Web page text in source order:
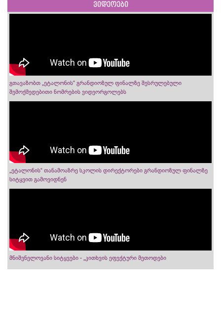
ვიდეოები
გთავაზობთ „ეტალონის“ გრანდიოზულ ფინალზე შესრულებული
შემოქმედებითი ნომრების ვიდეორგოლებს
„ეტალონის“ თანამოაზრე სკოლის დირექტორები გრანდიოზულ ფინალზე
სიტყვით გამოვიდნენ
მნიშვნელოვანი სიტყვები - „კითხვის ეფექტური მეთოდები